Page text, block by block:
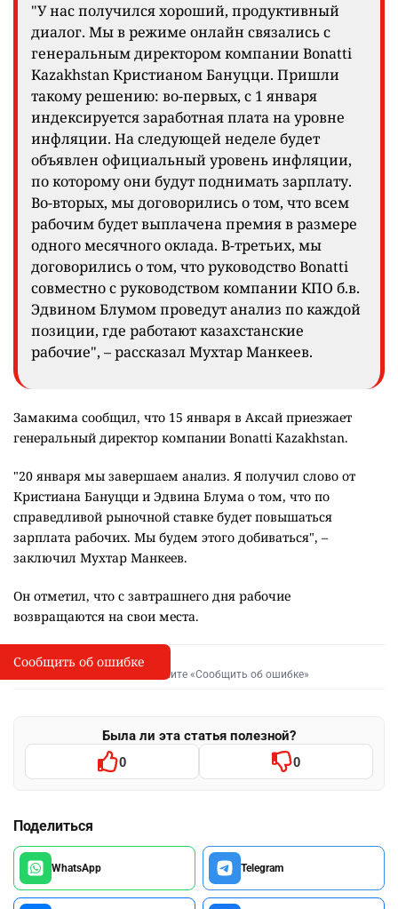
"У нас получился хороший, продуктивный
диалог. Мы в режиме онлайн связались с
генеральным директором компании Bonatti
Kazakhstan Кристианом Бануцци. Пришли
такому решению: во-первых, с 1 января
индексируется заработная плата на уровне
инфляции. На следующей неделе будет
объявлен официальный уровень инфляции,
по которому они будут поднимать зарплату.
Во-вторых, мы договорились о том, что всем
рабочим будет выплачена премия в размере
одного месячного оклада. В-третьих, мы
договорились о том, что руководство Bonatti
совместно с руководством компании КПО б.в.
Эдвином Блумом проведут анализ по каждой
позиции, где работают казахстанские
рабочие", – рассказал Мухтар Манкеев.
Замакима сообщил, что 15 января в Аксай приезжает
генеральный директор компании Bonatti Kazakhstan.
"20 января мы завершаем анализ. Я получил слово от
Кристиана Бануцци и Эдвина Блума о том, что по
справедливой рыночной ставке будет повышаться
зарплата рабочих. Мы будем этого добиваться", –
заключил Мухтар Манкеев.
Он отметил, что с завтрашнего дня рабочие
возвращаются на свои места.
I
Сообщить об опечатке
Выделите фрагмент и нажмите «Сообщить об ошибке»
Была ли эта статья полезной?
0 0
Поделиться
WhatsApp Telegram
Сообщить об ошибке